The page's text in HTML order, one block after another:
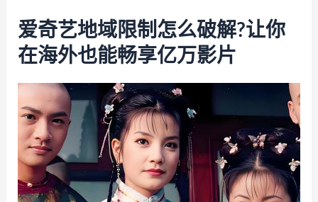
爱奇艺地域限制怎么破解?让你
在海外也能畅享亿万影片